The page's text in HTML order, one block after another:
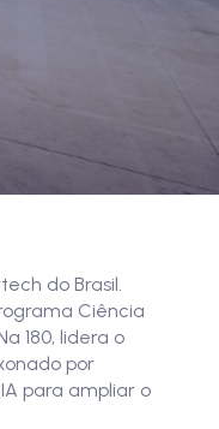
do Brasil.
Ciência
180, lidera o
por
para ampliar o